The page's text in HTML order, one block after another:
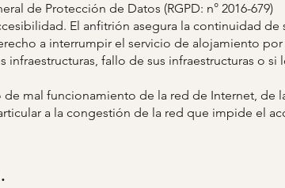
de Protección de Datos (RGPD: n° 2016-679)
El anfitrión asegura la continuidad de
a interrumpir el servicio de alojamiento
fallo de sus infraestructuras o si
mal funcionamiento de la red de Internet, de
a la congestión de la red que impide el